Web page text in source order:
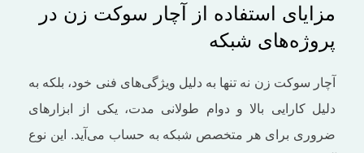
مزایای استفاده از آچار سوکت زن در
پروژه‌های شبکه
آچار سوکت زن نه تنها به دلیل ویژگی‌های فنی خود، بلکه به
‌دلیل کارایی بالا و دوام طولانی مدت، یکی از ابزارهای
ضروری برای هر متخصص شبکه به حساب می‌آید. این نوع